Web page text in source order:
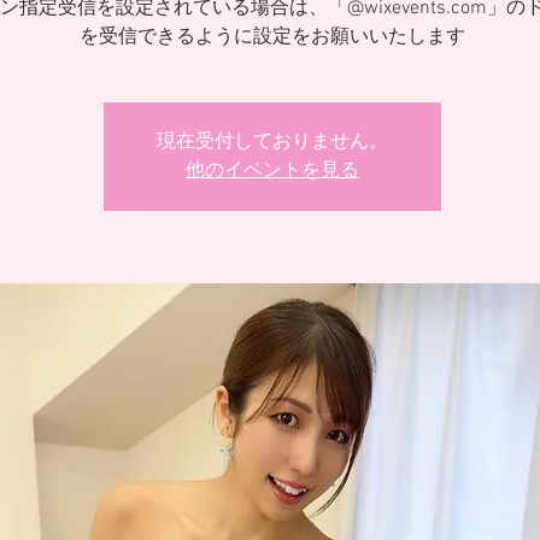
指定受信を設定されている場合は、「@wixevents.com」の
を受信できるように設定をお願いいたします
現在受付しておりません。
他のイベントを見る